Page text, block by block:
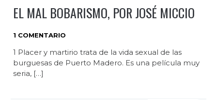
EL MAL BOBARISMO, POR JOSÉ MICCIO
1 COMENTARIO
1 Placer y martirio trata de la vida sexual de las
burguesas de Puerto Madero. Es una película muy
seria, […]